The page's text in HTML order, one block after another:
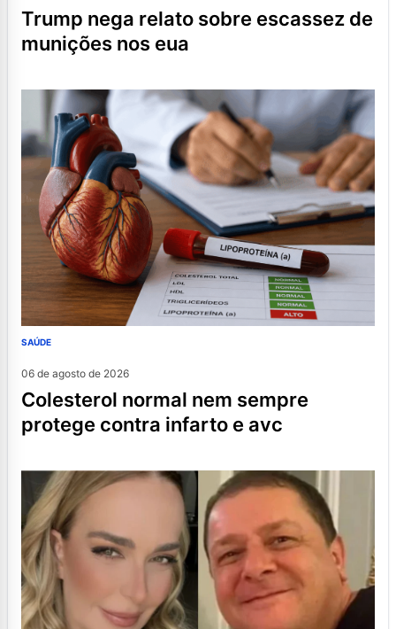
trump nega relato sobre escassez de
munições nos eua
SAÚDE
06 de agosto de 2026
colesterol normal nem sempre
protege contra infarto e avc